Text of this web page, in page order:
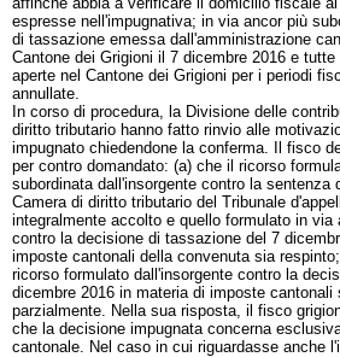
espresse nell'impugnativa; in via ancor più
di tassazione emessa dall'amministrazione
Cantone dei Grigioni il 7 dicembre 2016 e
aperte nel Cantone dei Grigioni per i periodi
annullate.
In corso di procedura, la Divisione delle
diritto tributario hanno fatto rinvio alle
impugnato chiedendone la conferma. Il fisco
per contro domandato: (a) che il ricorso
subordinata dall'insorgente contro la sentenza
Camera di diritto tributario del Tribunale
integralmente accolto e quello formulato in via
contro la decisione di tassazione del 7
imposte cantonali della convenuta sia
ricorso formulato dall'insorgente contro la
dicembre 2016 in materia di imposte
parzialmente. Nella sua risposta, il fisco
che la decisione impugnata concerna
cantonale. Nel caso in cui riguardasse anche